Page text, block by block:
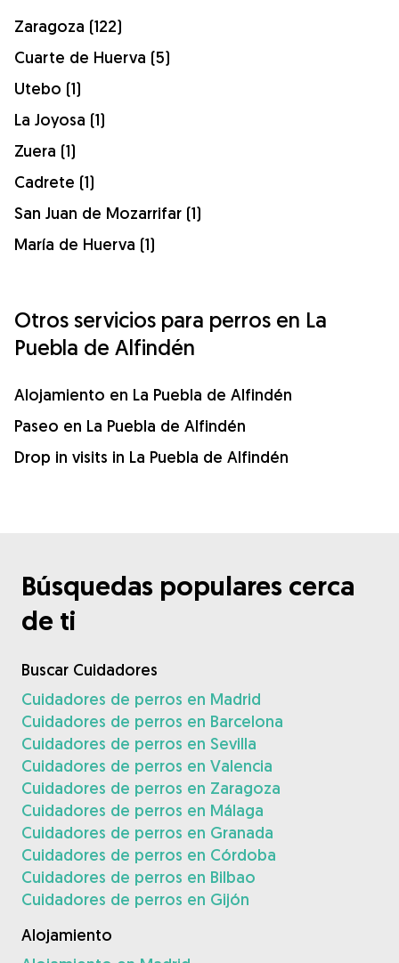
Zaragoza (122)
Cuarte de Huerva (5)
Utebo (1)
La Joyosa (1)
Zuera (1)
Cadrete (1)
San Juan de Mozarrifar (1)
María de Huerva (1)
Otros servicios para perros en La
Puebla de Alfindén
Alojamiento en La Puebla de Alfindén
Paseo en La Puebla de Alfindén
Drop in visits in La Puebla de Alfindén
Búsquedas populares cerca
de ti
Buscar Cuidadores
Cuidadores de perros en Madrid
Cuidadores de perros en Barcelona
Cuidadores de perros en Sevilla
Cuidadores de perros en Valencia
Cuidadores de perros en Zaragoza
Cuidadores de perros en Málaga
Cuidadores de perros en Granada
Cuidadores de perros en Córdoba
Cuidadores de perros en Bilbao
Cuidadores de perros en Gijón
Alojamiento